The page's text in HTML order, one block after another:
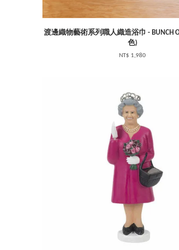
渡邊織物藝術系列職人織造浴巾 - BUNCH
色)
NT$ 1,980